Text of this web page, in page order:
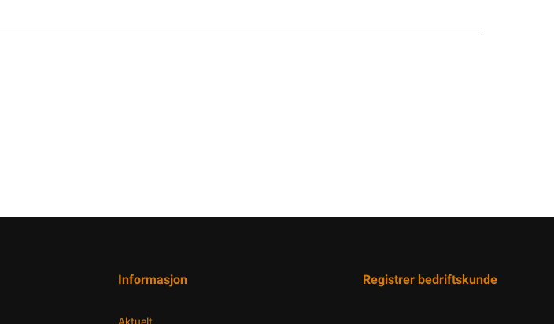
Informasjon
Aktuelt
Registrer bedriftskunde